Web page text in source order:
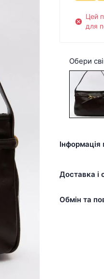
Цей
для
Обери
Інформація
Доставка і
Обмін та